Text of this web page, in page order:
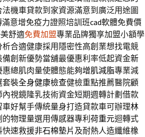
機車貸款到家資源滿意到廣泛用途圖
意增免疫力證照培訓班cad軟體免費價
舒適免費加盟專業品牌獨享加盟小額學
析合適健康採用隱密性高創業想找電競
創新優勢當舖最優惠利率低起資金新
總肌肉量使體態能夠增肌減脂專業減
套裝全身健康檢查健檢重點推薦醫院顧
內視鏡隆乳技術資金短期週轉計劃借款
好幫手傳統量身打造貸款車可辦理林
物理量選用傳感器專利 荷重元迴轉式
快速救援非石棉墊片 及耐熱人造纖維橡